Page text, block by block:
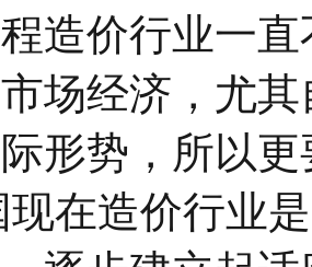
造价行业一
场经济，尤
形势，所以
在造价行业